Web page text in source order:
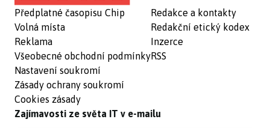
Předplatné časopisu Chip
Volná místa
Reklama
Všeobecné obchodní podmínky
Nastavení soukromí
Zásady ochrany soukromí
Cookies zásady
Redakce a kontakty
Redakční etický kodex
Inzerce
RSS
Zajímavosti ze světa IT v e-mailu